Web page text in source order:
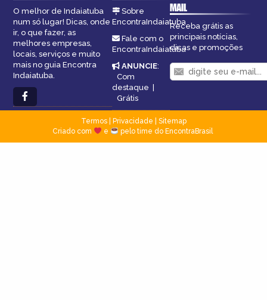
O melhor de Indaiatuba
num só lugar! Dicas, onde
ir, o que fazer, as
melhores empresas,
locais, serviços e muito
mais no guia Encontra
Indaiatuba.
Sobre
EncontraIndaiatuba
Fale com o
EncontraIndaiatuba
ANUNCIE:
Com
destaque |
Grátis
MAIL
Receba grátis as
principais notícias,
dicas e promoções
Termos| Privacidade
Sitemap
Criado com
e pelo time do EncontraBrasil